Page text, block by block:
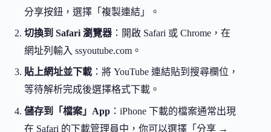
分享按鈕，選擇「複製連結」。
切換到 Safari 瀏覽器 ：開啟 Safari 或 Chrome，在
網址列輸入 ssyoutube.com。
貼上網址並下載 ：將 YouTube 連結貼到搜尋欄位，
等待解析完成後選擇格式下載。
儲存到「檔案」App ：iPhone 下載的檔案通常出現
在 Safari 的下載管理員中，你可以選擇「分享 →